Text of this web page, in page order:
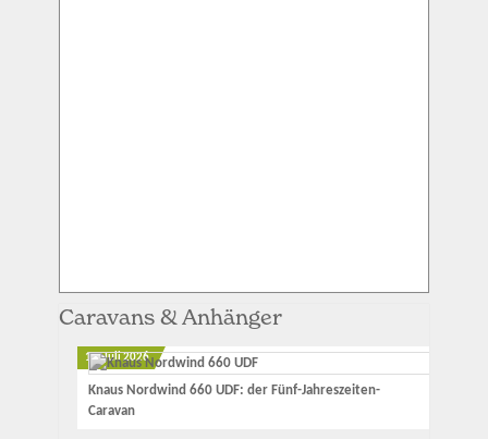
Caravans & Anhänger
11. Juli 2026
Knaus Nordwind 660 UDF: der Fünf-Jahreszeiten-
Caravan